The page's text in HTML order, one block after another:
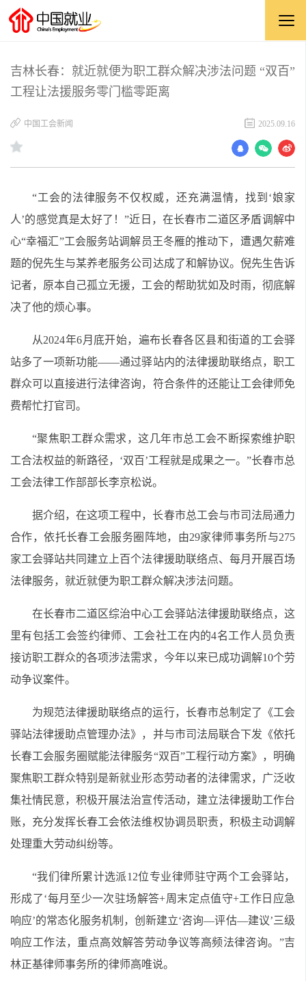
吉林长春：就近就便为职工群众解决涉法问题 “双百”
工程让法援服务零门槛零距离
中国工会新闻 2025.09.16
“工会的法律服务不仅权威，还充满温情，找到‘娘家
人’的感觉真是太好了！”近日，在长春市二道区矛盾调解中
心“幸福汇”工会服务站调解员王冬雁的推动下，遭遇欠薪难
题的倪先生与某养老服务公司达成了和解协议。倪先生告诉
记者，原本自己孤立无援，工会的帮助犹如及时雨，彻底解
决了他的烦心事。
从2024年6月底开始，遍布长春各区县和街道的工会驿
站多了一项新功能——通过驿站内的法律援助联络点，职工
群众可以直接进行法律咨询，符合条件的还能让工会律师免
费帮忙打官司。
“聚焦职工群众需求，这几年市总工会不断探索维护职
工合法权益的新路径，‘双百’工程就是成果之一。”长春市总
工会法律工作部部长李京松说。
据介绍，在这项工程中，长春市总工会与市司法局通力
合作，依托长春工会服务圈阵地，由29家律师事务所与275
家工会驿站共同建立上百个法律援助联络点、每月开展百场
法律服务，就近就便为职工群众解决涉法问题。
在长春市二道区综治中心工会驿站法律援助联络点，这
里有包括工会签约律师、工会社工在内的4名工作人员负责
接访职工群众的各项涉法需求，今年以来已成功调解10个劳
动争议案件。
为规范法律援助联络点的运行，长春市总制定了《工会
驿站法律援助点管理办法》，并与市司法局联合下发《依托
长春工会服务圈赋能法律服务“双百”工程行动方案》，明确
聚焦职工群众特别是新就业形态劳动者的法律需求，广泛收
集社情民意，积极开展法治宣传活动，建立法律援助工作台
账，充分发挥长春工会依法维权协调员职责，积极主动调解
处理重大劳动纠纷等。
“我们律所累计选派12位专业律师驻守两个工会驿站，
形成了‘每月至少一次驻场解答+周末定点值守+工作日应急
响应’的常态化服务机制，创新建立‘咨询—评估—建议’三级
响应工作法，重点高效解答劳动争议等高频法律咨询。”吉
林正基律师事务所的律师高唯说。